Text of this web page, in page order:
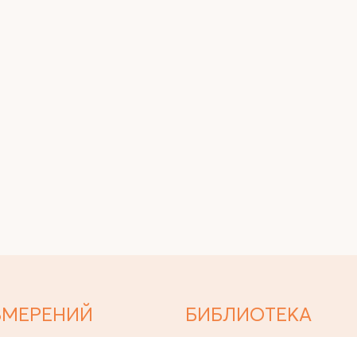
БИБЛИОТЕКА